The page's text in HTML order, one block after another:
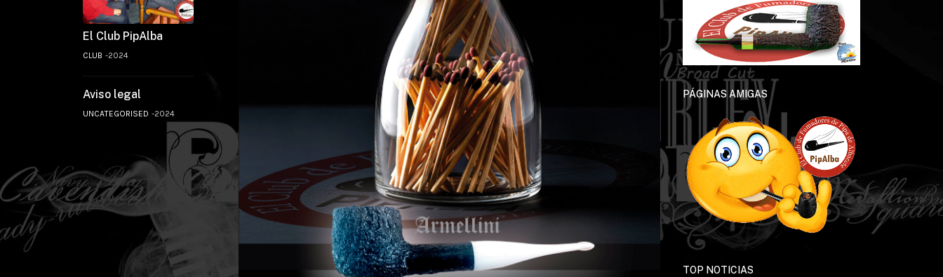
El Club PipAlba
CLUB 2024
Aviso legal
UNCATEGORISED 2024
PÁGINAS AMIGAS
TOP NOTICIAS